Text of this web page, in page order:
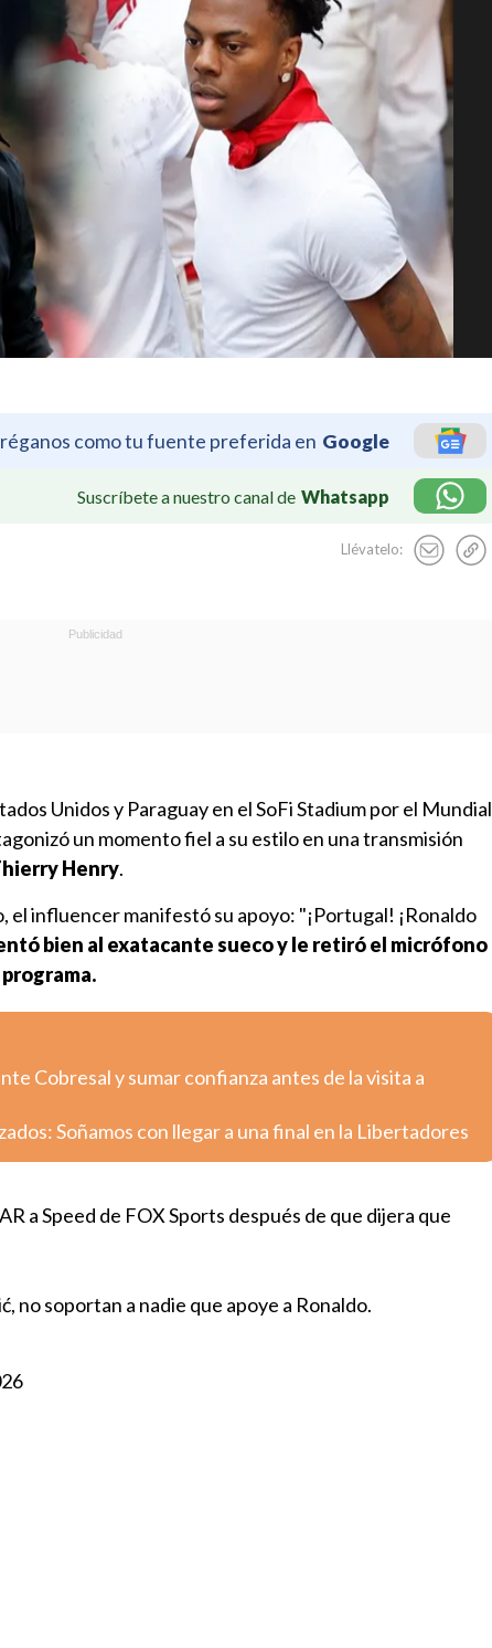
como tu fuente preferida en Google
Suscríbete a nuestro canal de Whatsapp
Llévatelo:
Unidos y Paraguay en el SoFi Stadium por el Mundial
un momento fiel a su estilo en una transmisión
Henry.
el influencer manifestó su apoyo: "¡Portugal! ¡Ronaldo
bien al exatacante sueco y le retiró el micrófono
Cobresal y sumar confianza antes de la visita a
Soñamos con llegar a una final en la Libertadores
a Speed de FOX Sports después de que dijera que
no soportan a nadie que apoye a Ronaldo.